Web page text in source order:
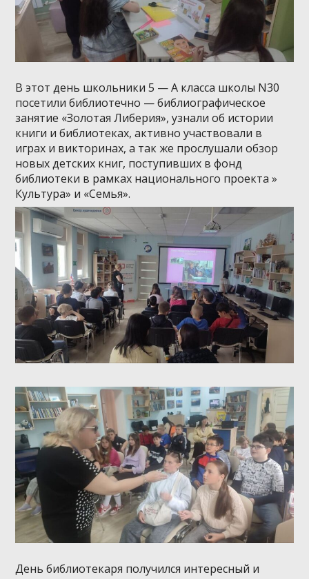
В этот день школьники 5 — А класса школы N30
посетили библиотечно — библиографическое
занятие «Золотая Либерия», узнали об истории
книги и библиотеках, активно участвовали в
играх и викторинах, а так же прослушали обзор
новых детских книг, поступивших в фонд
библиотеки в рамках национального проекта »
Культура» и «Семья».
День библиотекаря получился интересный и